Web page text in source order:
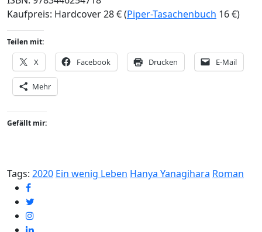
Kaufpreis: Hardcover 28 € (Piper-Tasachenbuch 16 €)
Teilen mit:
X Facebook Drucken E-Mail
Mehr
Gefällt mir:
Tags: 2020 Ein wenig Leben Hanya Yanagihara Roman